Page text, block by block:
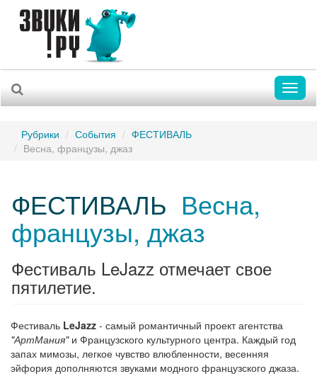
Рубрики События
ФЕСТИВАЛЬ
Весна, французы, джаз
ФЕСТИВАЛЬ Весна,
французы, джаз
Фестиваль LeJazz отмечает свое
пятилетие.
Фестиваль LeJazz - самый романтичный проект агентства
"АртМания"и Французского культурного центра. Каждый год
запах мимозы, легкое чувство влюбленности, весенняя
эйфория дополняются звуками модного французского джаза.